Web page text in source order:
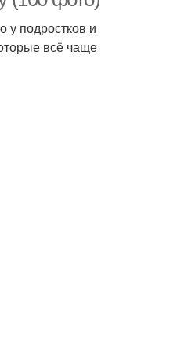
у подростков и
всё чаще